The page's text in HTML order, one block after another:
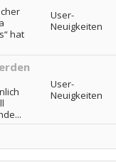
hat
User-
Neuigkeiten
User-
Neuigkeiten